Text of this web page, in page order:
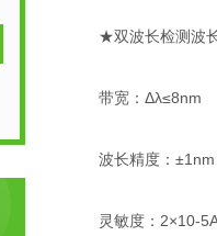
★双波长检测波长
带宽：Δλ≤8nm
波长精度：±1nm
灵敏度：2×10-